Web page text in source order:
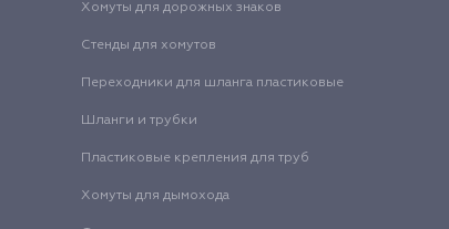
Хомуты для дорожных знаков
Стенды для хомутов
Переходники для шланга пластиковые
Шланги и трубки
Пластиковые крепления для труб
Хомуты для дымохода